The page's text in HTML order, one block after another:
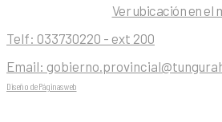
Ver ubicación en el
Telf: 033730220 - ext 200
Email:
Diseño de Páginas web